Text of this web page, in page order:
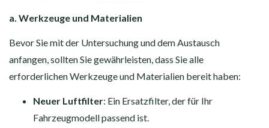
a. Werkzeuge und Materialien
Bevor Sie mit der Untersuchung und dem Austausch
anfangen, sollten Sie gewährleisten, dass Sie alle
erforderlichen Werkzeuge und Materialien bereit haben:
Neuer Luftfilter: Ein Ersatzfilter, der für Ihr
Fahrzeugmodell passend ist.